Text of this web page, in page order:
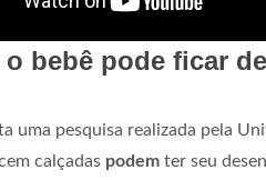
bebê pode ficar
uma pesquisa realizada pela
calçadas podem ter seu